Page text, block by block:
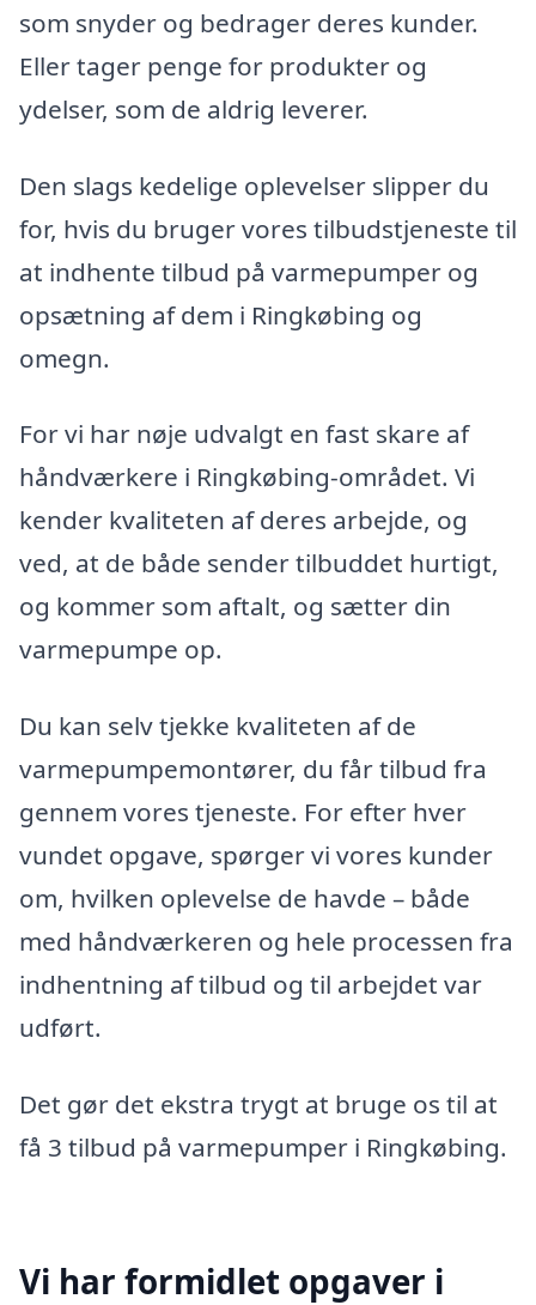
som snyder og bedrager deres kunder.
Eller tager penge for produkter og
ydelser, som de aldrig leverer.
Den slags kedelige oplevelser slipper du
for, hvis du bruger vores tilbudstjeneste til
at indhente tilbud på varmepumper og
opsætning af dem i Ringkøbing og
omegn.
For vi har nøje udvalgt en fast skare af
håndværkere i Ringkøbing-området. Vi
kender kvaliteten af deres arbejde, og
ved, at de både sender tilbuddet hurtigt,
og kommer som aftalt, og sætter din
varmepumpe op.
Du kan selv tjekke kvaliteten af de
varmepumpemontører, du får tilbud fra
gennem vores tjeneste. For efter hver
vundet opgave, spørger vi vores kunder
om, hvilken oplevelse de havde – både
med håndværkeren og hele processen fra
indhentning af tilbud og til arbejdet var
udført.
Det gør det ekstra trygt at bruge os til at
få 3 tilbud på varmepumper i Ringkøbing.
Vi har formidlet opgaver i